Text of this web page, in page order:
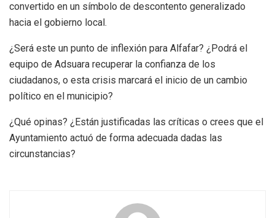
convertido en un símbolo de descontento generalizado
hacia el gobierno local.
¿Será este un punto de inflexión para Alfafar? ¿Podrá el
equipo de Adsuara recuperar la confianza de los
ciudadanos, o esta crisis marcará el inicio de un cambio
político en el municipio?
¿Qué opinas? ¿Están justificadas las críticas o crees que el
Ayuntamiento actuó de forma adecuada dadas las
circunstancias?